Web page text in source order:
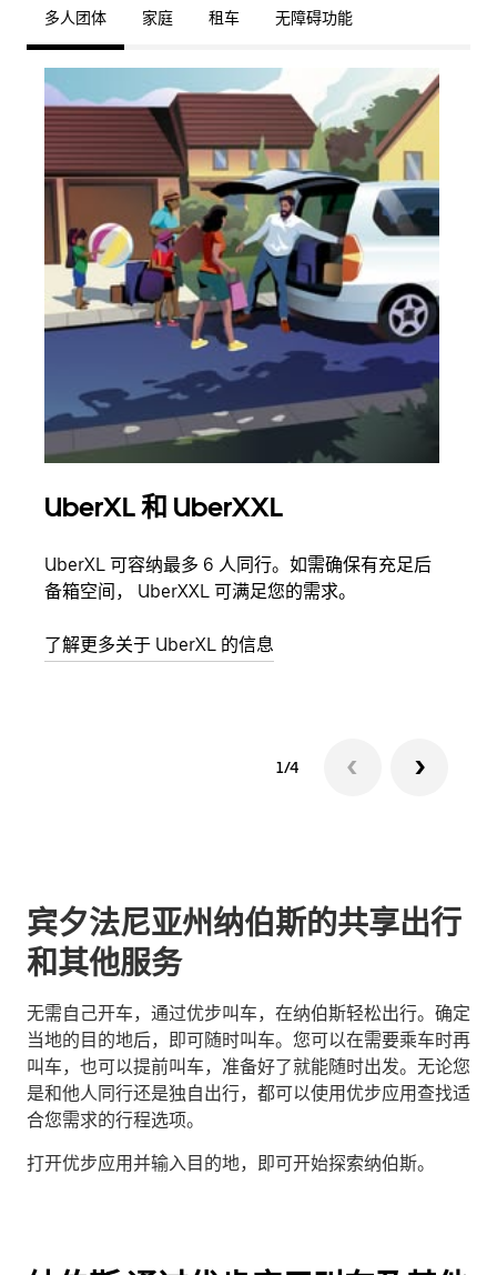
多人团体 家庭 租车 无障碍功能
UberXL 和 UberXXL
UberXL 可容纳最多 6 人同行。如需确保有充足后
备箱空间， UberXXL 可满足您的需求。
了解更多关于 UberXL 的信息
1/4
宾夕法尼亚州纳伯斯的共享出行
和其他服务
无需自己开车，通过优步叫车，在纳伯斯轻松出行。确定
当地的目的地后，即可随时叫车。您可以在需要乘车时再
叫车，也可以提前叫车，准备好了就能随时出发。无论您
是和他人同行还是独自出行，都可以使用优步应用查找适
合您需求的行程选项。
打开优步应用并输入目的地，即可开始探索纳伯斯。